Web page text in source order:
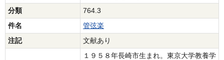
分類
764.3
件名
管弦楽
注記
文献あり
１９５８年長崎市生まれ。東京大学教養学